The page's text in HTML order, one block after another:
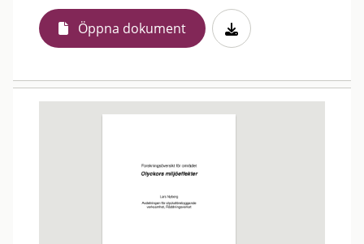
Öppna dokument